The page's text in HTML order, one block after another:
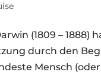
(1809 –
durch den
Mensch